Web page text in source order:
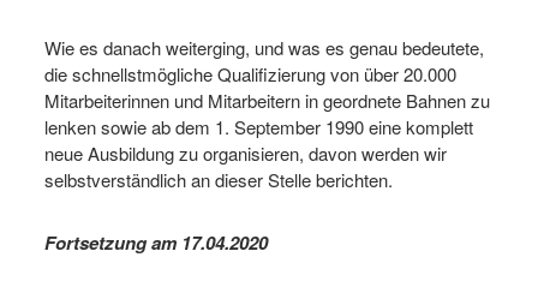
Wie es danach weiterging, und was es genau bedeutete,
die schnellstmögliche Qualifizierung von über 20.000
Mitarbeiterinnen und Mitarbeitern in geordnete Bahnen zu
lenken sowie ab dem 1. September 1990 eine komplett
neue Ausbildung zu organisieren, davon werden wir
selbstverständlich an dieser Stelle berichten.
Fortsetzung am 17.04.2020